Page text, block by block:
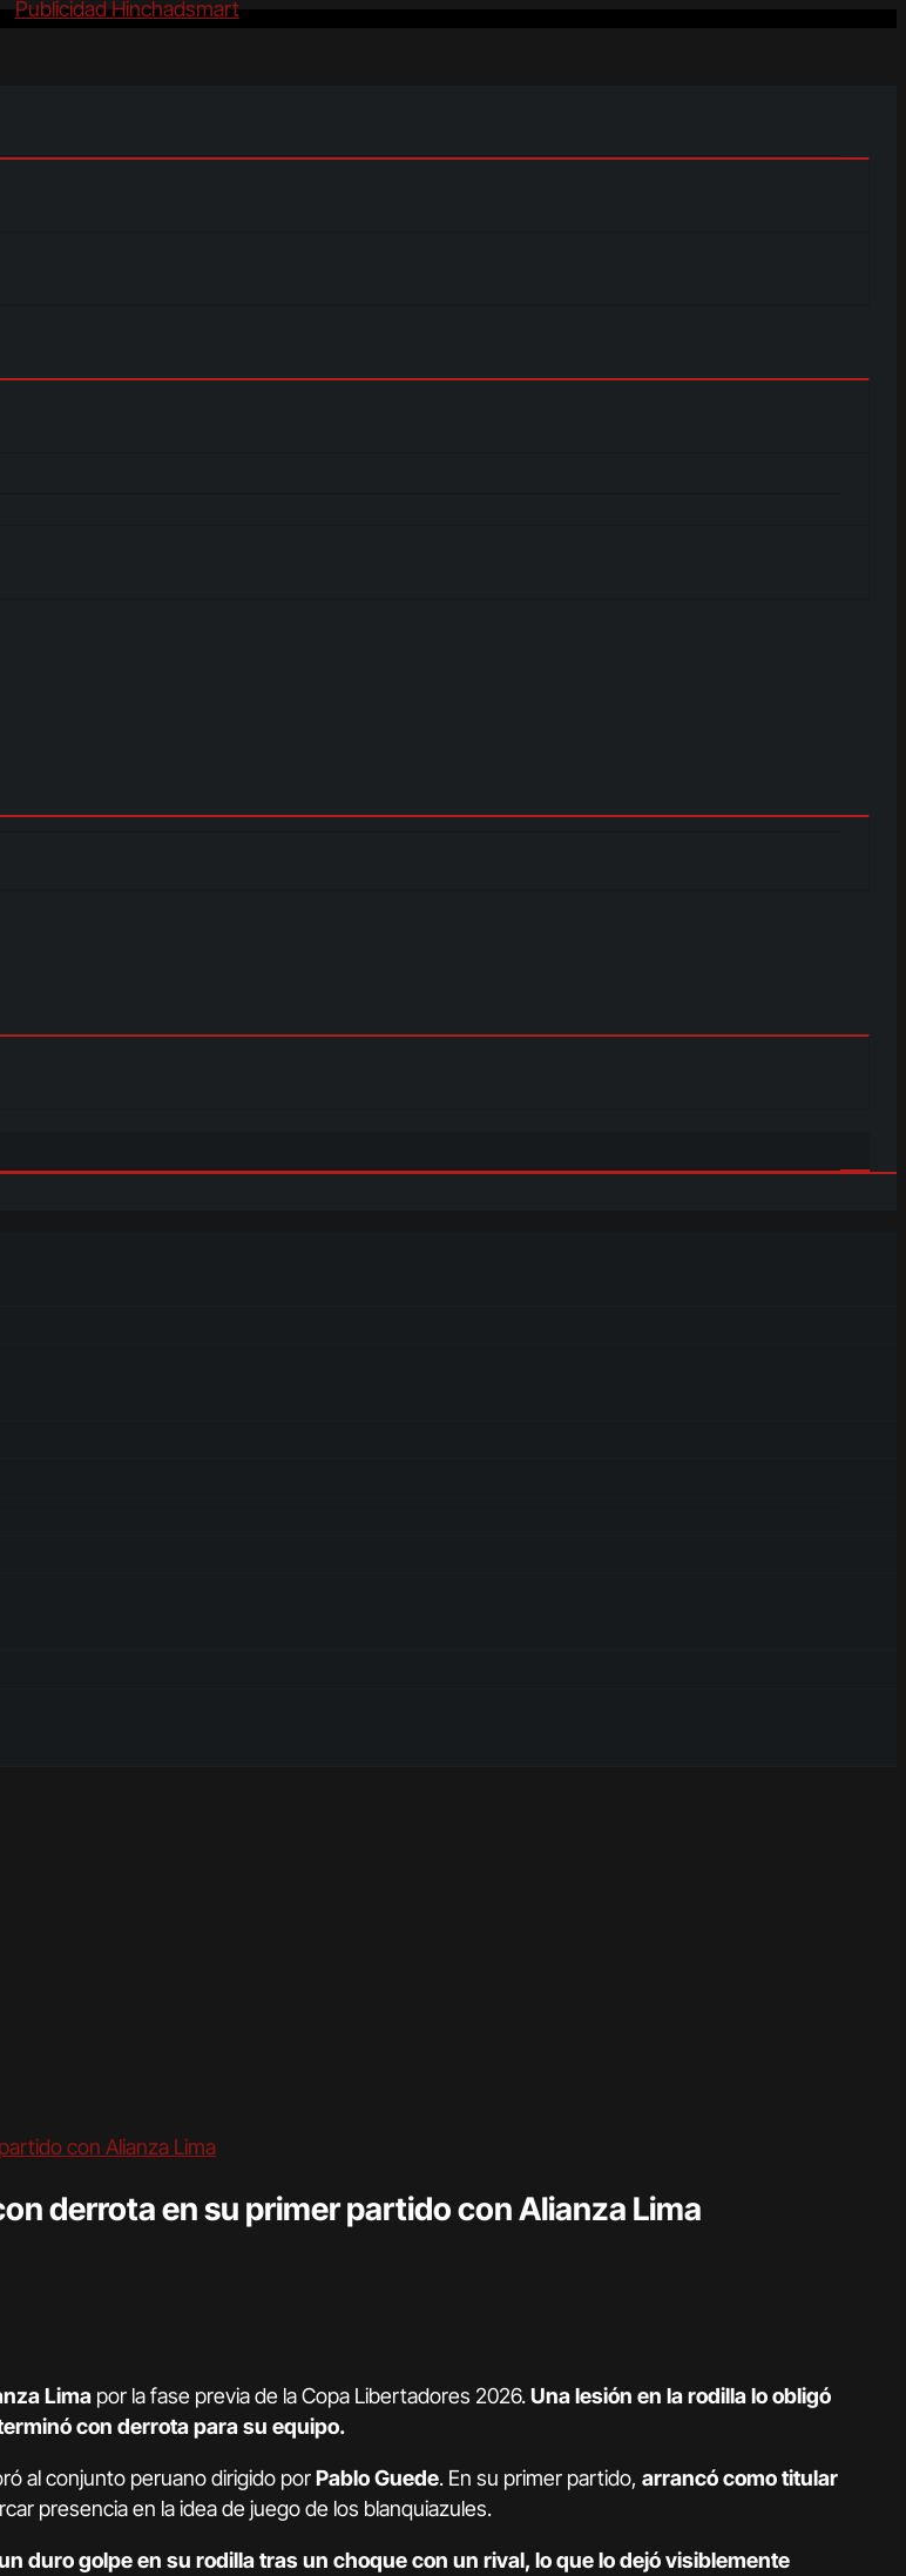
derrota en su primer partido con Alianza Lima
Lima por la fase previa de la Copa Libertadores 2026.Una lesión en la rodilla lo obligó
con derrota para su equipo.
al conjunto peruano dirigido porPablo Guede. En su primer partido, arrancó como titular
presencia en la idea de juego de los blanquiazules.
duro golpe en su rodilla tras un choque con un rival, lo que lo dejó visiblemente